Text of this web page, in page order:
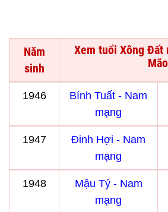
Năm
sinh
Xem tuổi Xông Đất
Mão
1946
Bính Tuất - Nam
mạng
1947
Đinh Hợi - Nam
mạng
1948
Mậu Tý - Nam
mạng